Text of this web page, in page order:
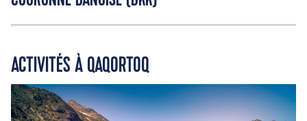
ACTIVITÉS À QAQORTOQ